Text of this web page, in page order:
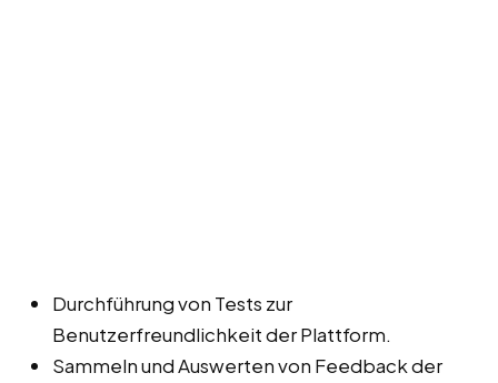
Durchführung von Tests zur
Benutzerfreundlichkeit der Plattform.
Sammeln und Auswerten von Feedback der